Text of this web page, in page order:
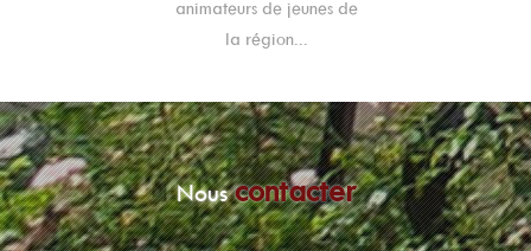
animateurs de jeunes de
la région...
Nouscontacter